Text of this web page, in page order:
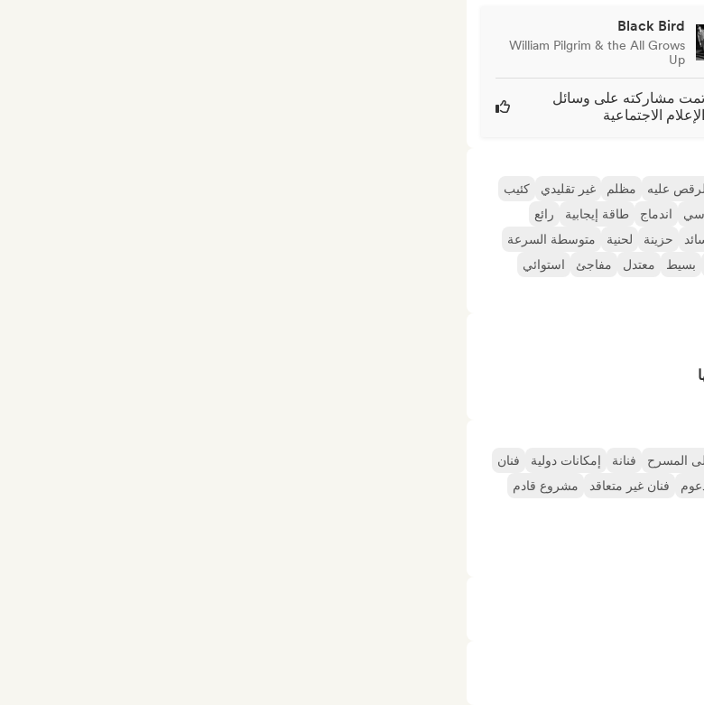
Black Bird
William Pilgrim & the All Grows
Up
تمت مشاركته على وسائل
الإعلام الاجتماعية
عليه مظلم غير تقليدي
كئيب
اندماج طاقة إيجابية
رائع
حزينة لحنية
متوسطة السرعة
بسيط معتدل مفاجئ
استوائي
المسرح فنانة إمكانات دولية
فنان
فنان غير متعاقد
مشروع قادم